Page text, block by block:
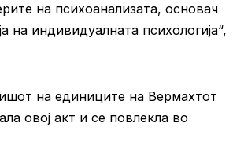
на психоанализата, основач
на индивидуалната психологија“,
на единиците на Вермахтот
овој акт и се повлекла во